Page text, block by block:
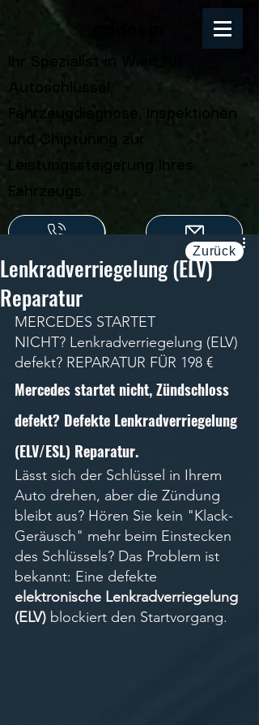
Ihr Spezialist in Wien für
Autoschlüssel,
Fahrzeugdiagnose, Inspektionen
und Chiptuning zur
Leistungssteigerung Ihres
Fahrzeugs.
Lenkradverriegelung (ELV)
Reparatur
MERCEDES STARTET
NICHT? Lenkradverriegelung (ELV)
defekt? REPARATUR FÜR 198 €
Mercedes startet nicht, Zündschloss
defekt? Defekte Lenkradverriegelung
(ELV/ESL) Reparatur.
Lässt sich der Schlüssel in Ihrem
Auto drehen, aber die Zündung
bleibt aus? Hören Sie kein "Klack-
Geräusch" mehr beim Einstecken
des Schlüssels? Das Problem ist
bekannt: Eine defekte
elektronische Lenkradverriegelung
(ELV) blockiert den Startvorgang.
Zurück